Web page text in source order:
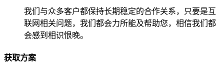
我们与众多客户都保持长期稳定的合作关系，只要是互
联网相关问题，我们都会力所能及帮助您，相信我们都
会感到相识恨晚。
获取方案